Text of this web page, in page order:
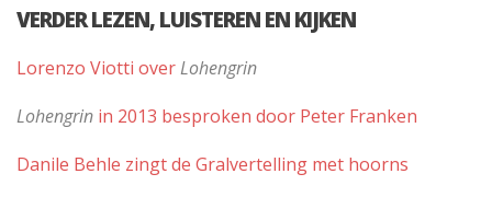
VERDER LEZEN, LUISTEREN EN KIJKEN
Lorenzo Viotti overLohengrin
Lohengrin in 2013 besproken door Peter Franken
Danile Behle zingt de Gralvertelling met hoorns